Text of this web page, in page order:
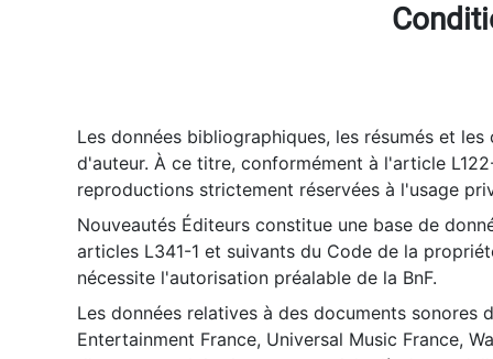
Les données bibliographiques, les résumés et
d'auteur. À ce titre, conformément à l'article
reproductions strictement réservées à l'usage
Nouveautés Éditeurs constitue une base de
articles L341-1 et suivants du Code de la
nécessite l'autorisation préalable de la BnF.
Les données relatives à des documents sonores
Entertainment France, Universal Music France,